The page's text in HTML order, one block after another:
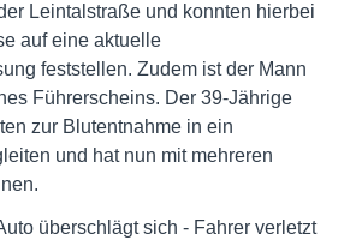
Leintalstraße und konnten hierbei
auf eine aktuelle
feststellen. Zudem ist der Mann
Führerscheins. Der 39-Jährige
zur Blutentnahme in ein
und hat nun mit mehreren
überschlägt sich - Fahrer verletzt